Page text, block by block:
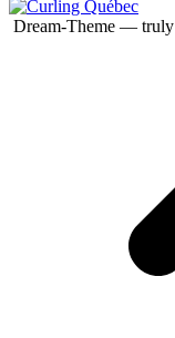
Dream-Theme — truly